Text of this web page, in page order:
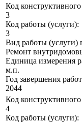
Код
3
Код работы (услуги):
3
Вид работы (услуги)
Ремонт
Единица измерения
м.п.
Год завершения
2044
Код
4
Код работы (услуги):